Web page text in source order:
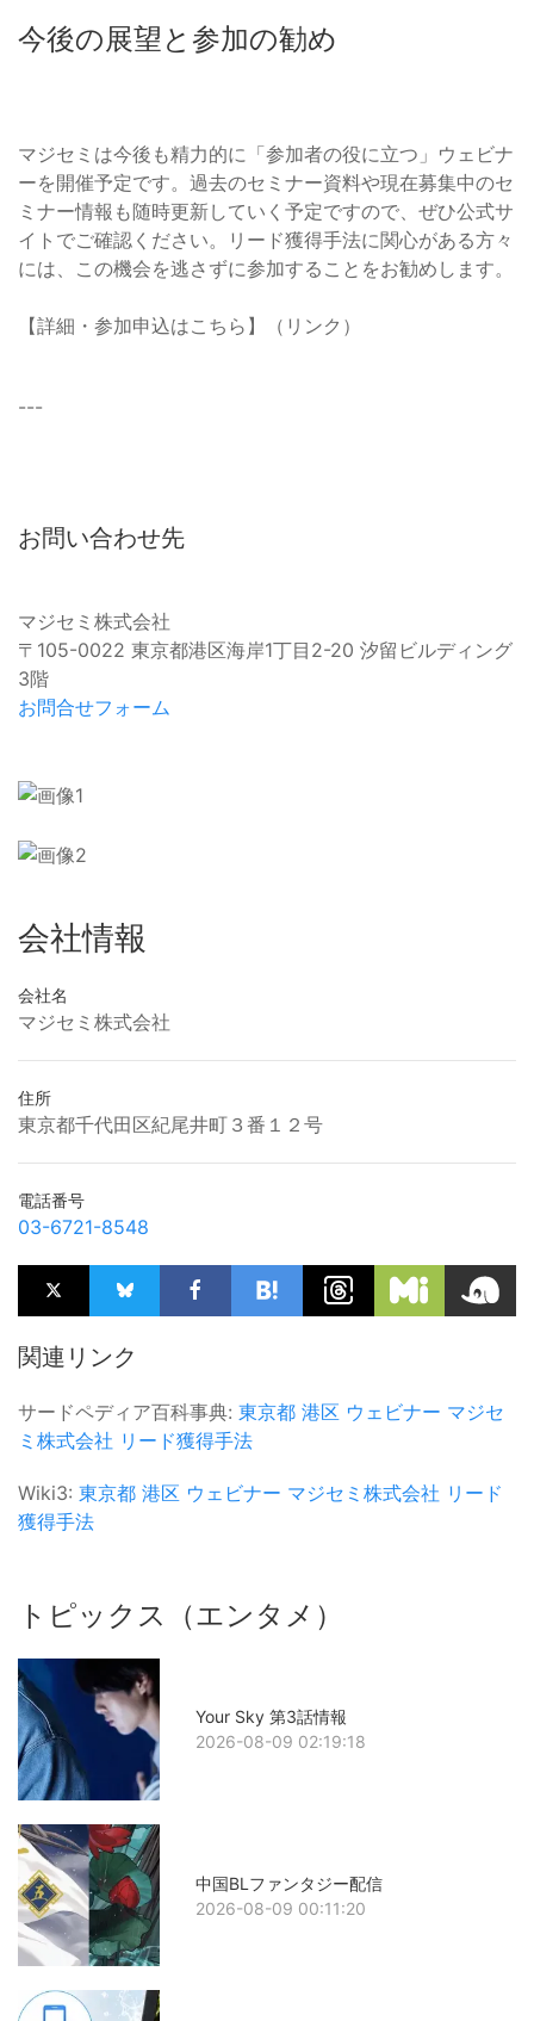
今後の展望と参加の勧め
マジセミは今後も精力的に「参加者の役に立つ」ウェビナ
ーを開催予定です。過去のセミナー資料や現在募集中のセ
ミナー情報も随時更新していく予定ですので、ぜひ公式サ
イトでご確認ください。リード獲得手法に関心がある方々
には、この機会を逃さずに参加することをお勧めします。
【詳細・参加申込はこちら】（リンク）
---
お問い合わせ先
マジセミ株式会社
〒105-0022 東京都港区海岸1丁目2-20 汐留ビルディング
3階
お問合せフォーム
会社情報
会社名
マジセミ株式会社
住所
東京都千代田区紀尾井町３番１２号
電話番号
03-6721-8548
関連リンク
サードペディア百科事典: 東京都 港区 ウェビナー マジセ
ミ株式会社 リード獲得手法
Wiki3: 東京都 港区 ウェビナー マジセミ株式会社 リード
獲得手法
トピックス（エンタメ）
Your Sky 第3話情報
2026-08-09 02:19:18
中国BLファンタジー配信
2026-08-09 00:11:20